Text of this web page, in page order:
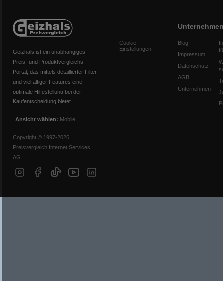
Geizhals ist ein unabhängiges
Preis- und Produktvergleichs-
Portal, das mittels detaillierter Filter
und vielfältiger Features eine
optimale Hilfestellung bei der
Kaufentscheidung bietet.
Ansicht wählen: Mobile
Copyright © 1997-2026
Preisvergleich Internet Services
AG
Cookie-
Einstellungen
Unternehmen
Blog
Impressum
Datenschutz
AGB
Unternehmen